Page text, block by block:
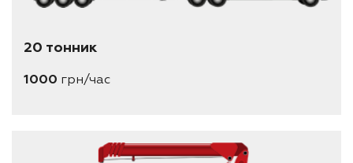
20 тонник
1000 грн/час